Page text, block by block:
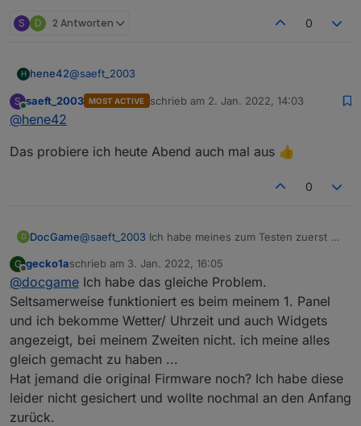
S D 2 Antworten 0
H hene42@saeft_2003
im Moment so, die Frage ist ob das so i.o. ist
S
Online
saeft_2003 MOST ACTIVE schrieb am 2. Jan. 2022, 14:03
zuletzt editiert von
@hene42
Das probiere ich heute Abend auch mal aus 👍
0
D DocGame@saeft_2003 Ich habe meines zum Testen zuerst an
Habe dann das ganze mit der "tasmota32-
nspanel.bin" geflasht. Zuerst sah alles gut aus. Die
Analogtemperatur zeigt allerdings Minusgrade an
(Bin in einem 20 Grad warmen Zimmer) und die
ESP-Temperatur erscheint mir auch zu hoch. Die
Relays kann ich schalten. Was aber extrem
ungünstig ist, ist die Tatsache das das Display keine
Uhrzeit und keine Temperatur anzeigt. Wenn ich
nach rechts und links Swipe sind die Widgets
verschwunden und da steht, das ich mich mit der
G
Offline
gecko1aschrieb am 3. Jan. 2022, 16:05
zuletzt editiert von
@docgame Ich habe das gleiche Problem.
Seltsamerweise funktioniert es beim meinem 1. Panel
und ich bekomme Wetter/ Uhrzeit und auch Widgets
angezeigt, bei meinem Zweiten nicht. ich meine alles
gleich gemacht zu haben ...
Hat jemand die original Firmware noch? Ich habe diese
leider nicht gesichert und wollte nochmal an den Anfang
zurück.